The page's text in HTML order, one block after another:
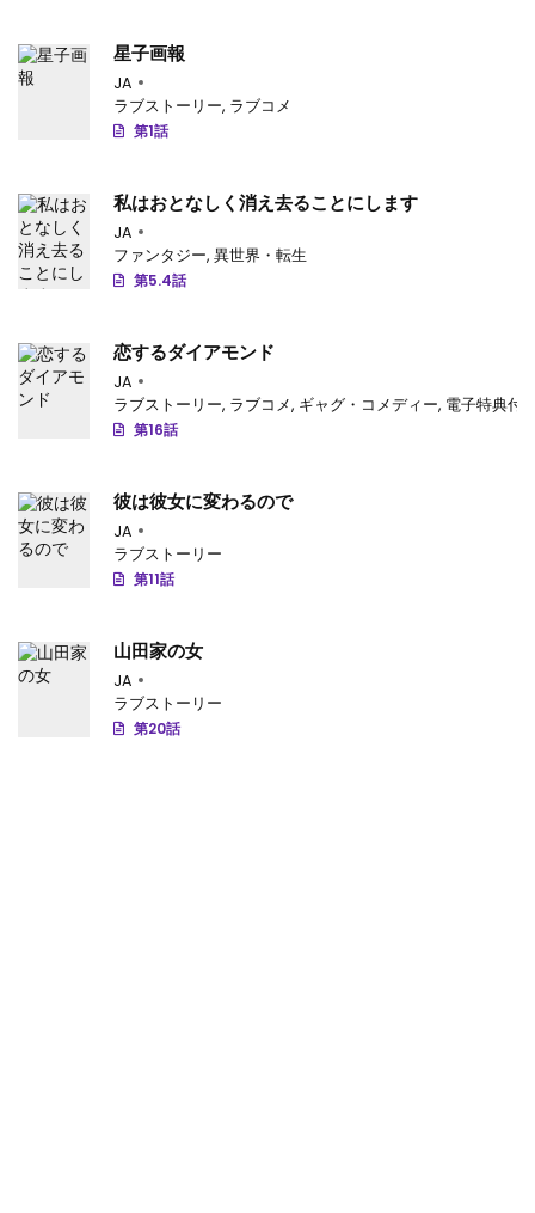
星子画報
JA
ラブストーリー, ラブコメ
第1話
私はおとなしく消え去ることにします
JA
ファンタジー, 異世界・転生
第5.4話
恋するダイアモンド
JA
ラブストーリー, ラブコメ, ギャグ・コメディー, 電子特典付
第16話
彼は彼女に変わるので
JA
ラブストーリー
第11話
山田家の女
JA
ラブストーリー
第20話